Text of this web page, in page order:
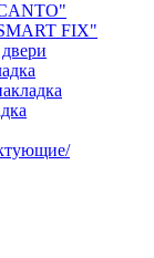
FIX"